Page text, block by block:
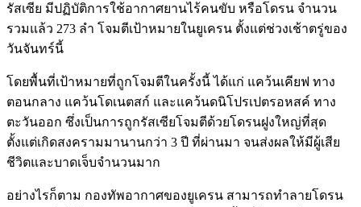
รัสเซีย มีปฏิบัติการใช้อากาศยานไร้คนขับ หรือโดรน จำนวน
รวมแล้ว 273 ลำ โจมตีเป้าหมายในยูเครน ตั้งแต่ช่วงเช้าตรู่ของ
วันจันทร์นี้
โดยพื้นที่เป้าหมายที่ถูกโจมตีในครั้งนี้ ได้แก่ แคว้นเคียฟ ทาง
ตอนกลาง แคว้นโดเนตสก์ และแคว้นดนิโปรเปตรอหสค์ ทาง
ตะวันออก ซึ่งเป็นการถูกรัสเซียโจมตีด้วยโดรนฝูงใหญ่ที่สุด
ตั้งแต่เกิดสงครามมานานกว่า 3 ปี ที่ผ่านมา จนส่งผลให้มีผู้เสีย
ชีวิตและบาดเจ็บจำนวนมาก
อย่างไรก็ตาม กองทัพอากาศของยูเครน สามารถทำลายโดรน